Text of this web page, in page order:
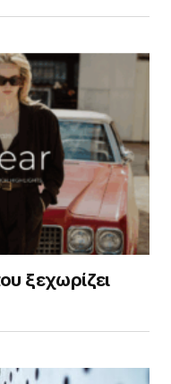
ξεχωρίζει